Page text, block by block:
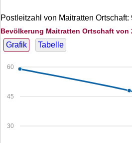
Postleitzahl von Maitratten Ortschaft:
Bevölkerung Maitratten Ortschaft von
Grafik Tabelle
30
45
60